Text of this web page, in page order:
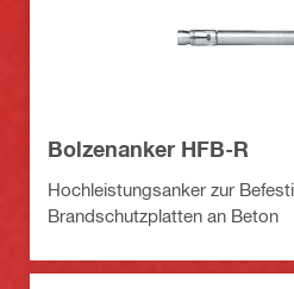
Bolzenanker HFB-R
Hochleistungsanker zur
Brandschutzplatten an Beton